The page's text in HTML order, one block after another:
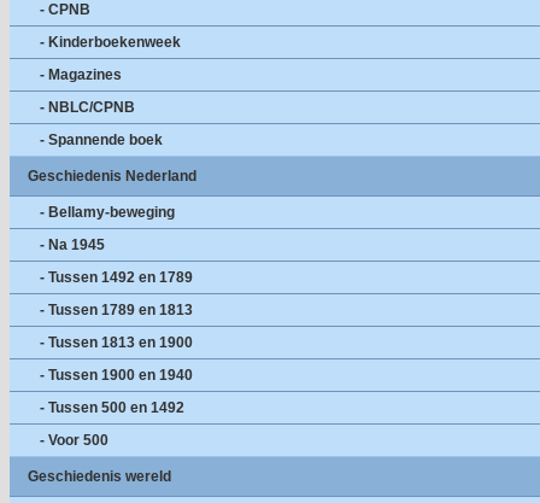
- CPNB
- Kinderboekenweek
- Magazines
- NBLC/CPNB
- Spannende boek
Geschiedenis Nederland
- Bellamy-beweging
- Na 1945
- Tussen 1492 en 1789
- Tussen 1789 en 1813
- Tussen 1813 en 1900
- Tussen 1900 en 1940
- Tussen 500 en 1492
- Voor 500
Geschiedenis wereld